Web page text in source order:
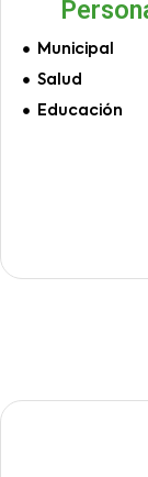
Municipal
Salud
Educación